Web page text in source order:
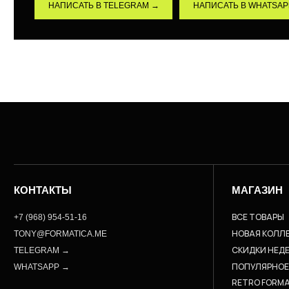
НАПИСАТЬ В TELEGRAM → НАПИСАТЬ В
СКИДКИ
ПОПУЛЯРНОЕ
RETRO
ВСЕ ТОВАРЫ
НОВАЯ
TONY@FORMATICA.ME
+7 (968) 954-51-16
WHATSAPP →
TELEGRAM →
КОНТАКТЫ МАГАЗИН